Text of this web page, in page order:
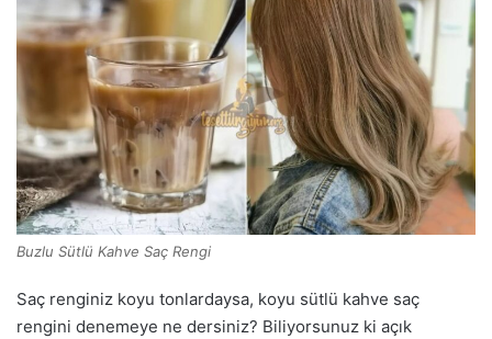
Buzlu Sütlü Kahve Saç Rengi
Saç renginiz koyu tonlardaysa, koyu sütlü kahve saç
rengini denemeye ne dersiniz? Biliyorsunuz ki açık